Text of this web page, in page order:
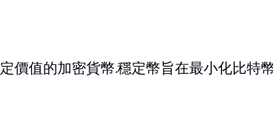
值的加密貨幣.穩定幣旨在最小化比特